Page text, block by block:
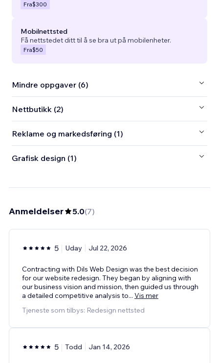
Fra$300
Mobilnettsted
Få nettstedet ditt til å se bra ut på mobilenheter.
Fra$50
Mindre oppgaver (6)
Nettbutikk (2)
Reklame og markedsføring (1)
Grafisk design (1)
Anmeldelser 5.0(7)
5 Uday Jul 22, 2026
Contracting with Dils Web Design was the best decision
for our website redesign. They began by aligning with
our business vision and mission, then guided us through
a detailed competitive analysis to... Vis mer
Tjeneste som tilbys: Redesign nettsted
5 Todd Jan 14, 2026